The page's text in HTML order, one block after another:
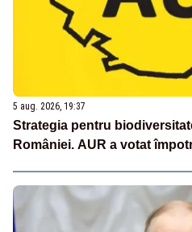
5 aug. 2026, 19:37
Strategia pentru
României. AUR a votat